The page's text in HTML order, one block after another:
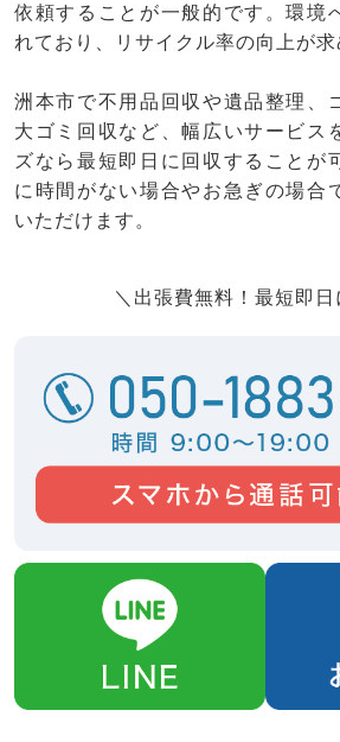
依頼することが一般的です。環境
れており、リサイクル率の向上が求
洲本市で不用品回収や遺品整理、
大ゴミ回収など、幅広いサービス
ズなら最短即日に回収することが
に時間がない場合やお急ぎの場合
いただけます。
＼出張費無料！最短即日